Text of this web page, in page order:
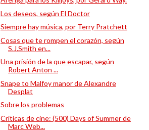
Los deseos, según El Doctor
Siempre hay música, por Terry Pratchett
Cosas que te rompen el corazón, según
S.J.Smith en...
Una prisión de la que escapar, según
Robert Anton ...
Snape to Malfoy manor de Alexandre
Desplat
Sobre los problemas
Críticas de cine: (500) Days of Summer de
Marc Web...